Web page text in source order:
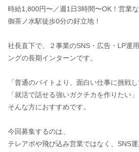
時給1,800円〜／週1日3時間〜OK！営業な
御茶ノ水駅徒歩0分の好立地！
社長直下で、２事業のSNS・広告・LP運
ングの長期インターンです。
「普通のバイトより、面白い仕事に挑戦し
「就活で話せる強いガクチカを作りたい」
そんな方におすすめです。
今回募集するのは、
テレアポや飛び込み営業ではなく、SNS